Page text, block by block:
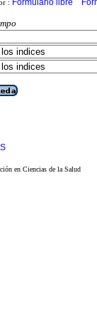
: Formulario libre
en Ciencias de la Salud